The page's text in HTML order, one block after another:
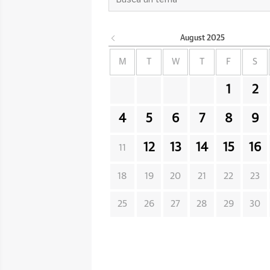
August 2025
M W F S
1 2
4 5 6 7 8 9
11 12 13 14 15 16
18 19 20 21 22 23
25 26 27 28 29 30